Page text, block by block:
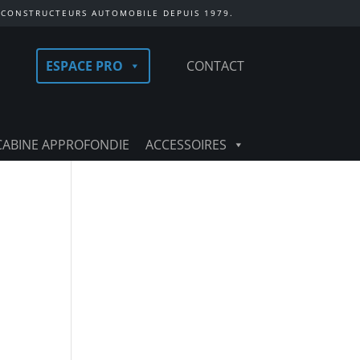
AUTOMOBILE DEPUIS 1979.
ESPACE PRO CONTACT
APPROFONDIE ACCESSOIRES